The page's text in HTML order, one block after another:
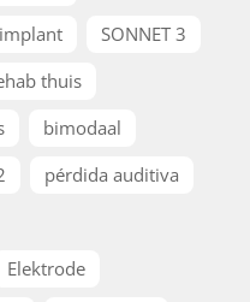
SONNET 3
thuis
bimodaal
pérdida auditiva
Elektrode